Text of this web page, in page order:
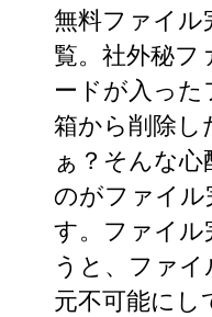
無料ファイル
覧。社外秘フ
ードが入っ
箱から削除し
ぁ？そんな
のがファイ
す。ファイル
うと、ファ
元不可能にし